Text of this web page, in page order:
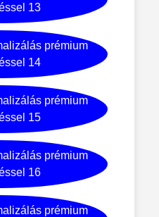
13
prémium
14
prémium
15
prémium
16
prémium